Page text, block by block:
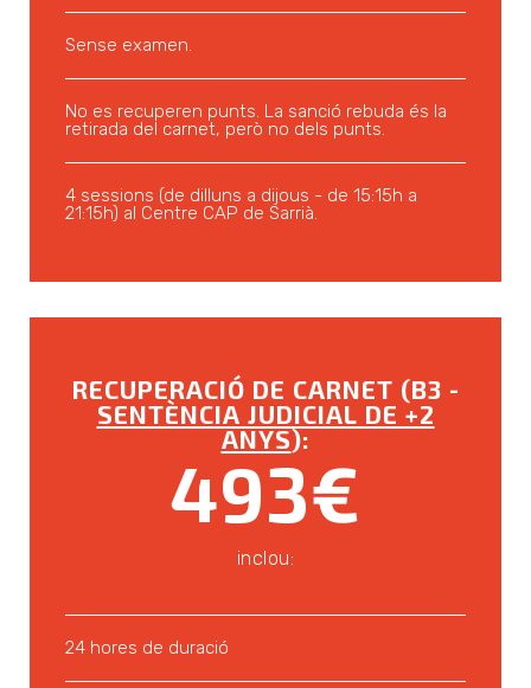
Sense examen.
No es recuperen punts. La sanció rebuda és la
retirada del carnet, però no dels punts.
4 sessions (de dilluns a dijous - de 15:15h a
21:15h) al Centre CAP de Sarrià.
RECUPERACIÓ DE CARNET (B3 -
SENTÈNCIA JUDICIAL DE +2
ANYS):
493€
inclou:
24 hores de duració